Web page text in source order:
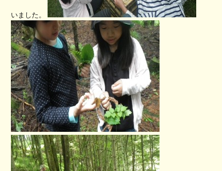
いました。